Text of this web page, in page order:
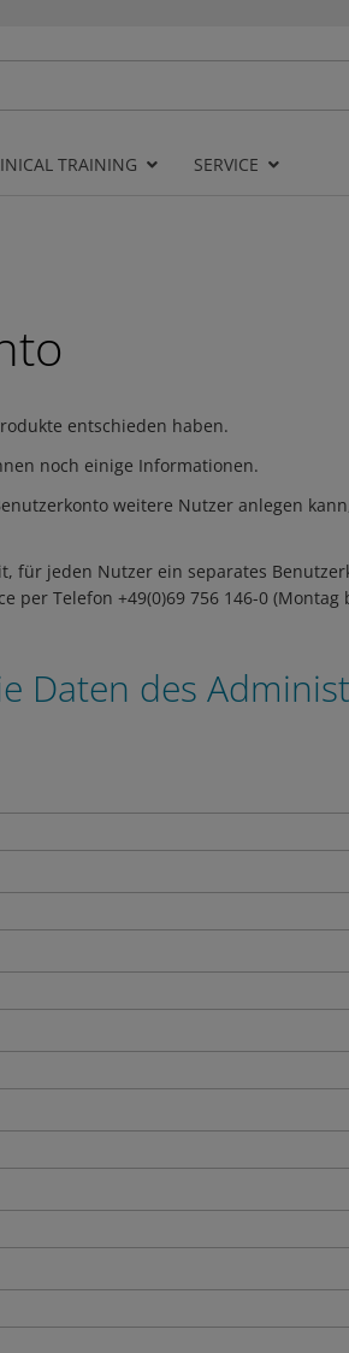
TRAINING SERVICE
entschieden haben.
noch einige Informationen.
weitere Nutzer anlegen
für jeden Nutzer ein separates
Telefon +49(0)69 756 146-0 (Montag
Daten des